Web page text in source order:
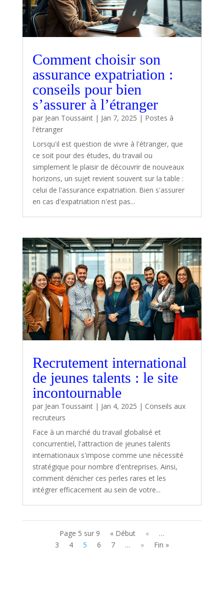
Comment choisir son
assurance expatriation :
conseils pour bien
s’assurer à l’étranger
par Jean Toussaint| Jan 7, 2025 | Postes à
l'étranger
Lorsqu'il est question de vivre à l'étranger, que
ce soit pour des études, du travail ou
simplement le plaisir de découvrir de nouveaux
horizons, un sujet revient souvent sur la table :
celui de l'assurance expatriation. Bien s'assurer
en cas d'expatriation n'est pas...
Recrutement international
de jeunes talents : le site
incontournable
par Jean Toussaint| Jan 4, 2025 | Conseils aux
recruteurs
Face à un marché du travail globalisé et
concurrentiel, l'attraction de jeunes talents
internationaux s'impose comme une nécessité
stratégique pour nombre d'entreprises. Ainsi,
comment dénicher ces perles rares et les
intégrer efficacement au sein de votre...
Page 5 sur 9 « Début «
…
3
4 5 6 7 … » Fin »